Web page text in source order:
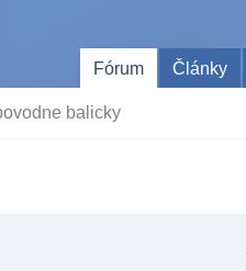
Fórum
Články
balicky